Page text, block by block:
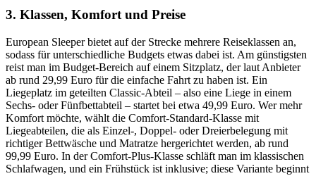
3. Klassen, Komfort und Preise
European Sleeper bietet auf der Strecke mehrere Reiseklassen an,
sodass für unterschiedliche Budgets etwas dabei ist. Am günstigsten
reist man im Budget-Bereich auf einem Sitzplatz, der laut Anbieter
ab rund 29,99 Euro für die einfache Fahrt zu haben ist. Ein
Liegeplatz im geteilten Classic-Abteil – also eine Liege in einem
Sechs- oder Fünfbettabteil – startet bei etwa 49,99 Euro. Wer mehr
Komfort möchte, wählt die Comfort-Standard-Klasse mit
Liegeabteilen, die als Einzel-, Doppel- oder Dreierbelegung mit
richtiger Bettwäsche und Matratze hergerichtet werden, ab rund
99,99 Euro. In der Comfort-Plus-Klasse schläft man im klassischen
Schlafwagen, und ein Frühstück ist inklusive; diese Variante beginnt